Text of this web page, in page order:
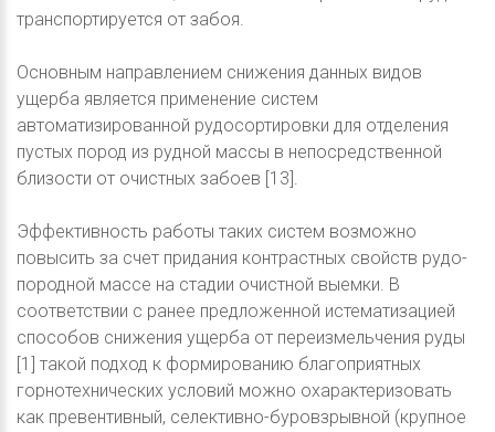
транспортируется от забоя.
Основным направлением снижения данных видов
ущерба является применение систем
автоматизированной рудосортировки для отделения
пустых пород из рудной массы в непосредственной
близости от очистных забоев [13].
Эффективность работы таких систем возможно
повысить за счет придания контрастных свойств рудо-
породной массе на стадии очистной выемки. В
соответствии с ранее предложенной истематизацией
способов снижения ущерба от переизмельчения руды
[1] такой подход к формированию благоприятных
горнотехнических условий можно охарактеризовать
как превентивный, селективно-буровзрывной (крупное